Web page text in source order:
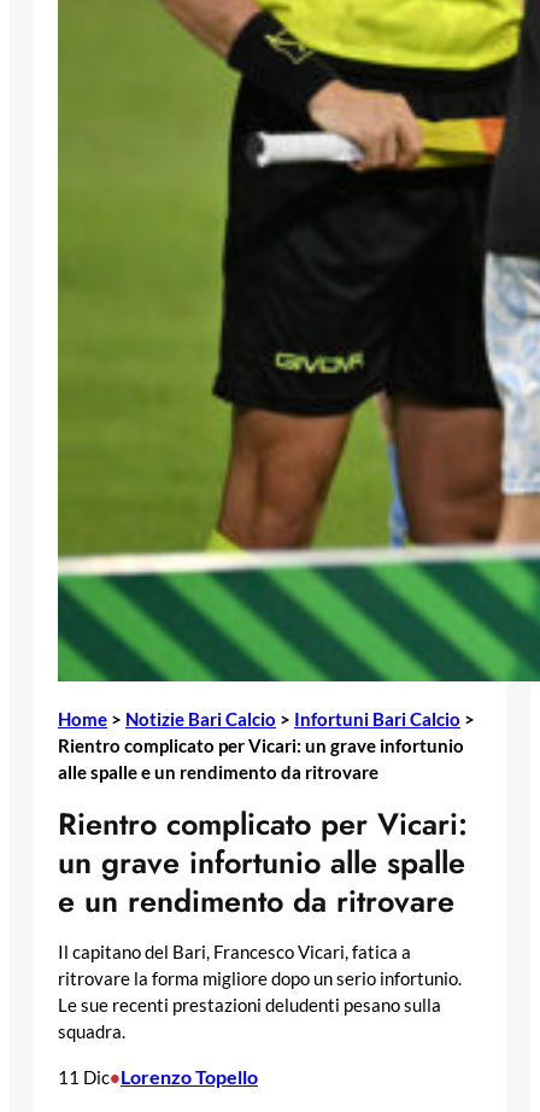
Home > Notizie Bari Calcio > Infortuni Bari Calcio >
Rientro complicato per Vicari: un grave infortunio
alle spalle e un rendimento da ritrovare
Rientro complicato per Vicari:
un grave infortunio alle spalle
e un rendimento da ritrovare
Il capitano del Bari, Francesco Vicari, fatica a
ritrovare la forma migliore dopo un serio infortunio.
Le sue recenti prestazioni deludenti pesano sulla
squadra.
11 Dic•Lorenzo Topello